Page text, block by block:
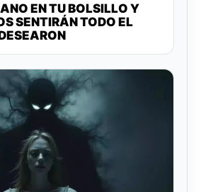
EN TU BOLSILLO Y
SENTIRÁN TODO EL